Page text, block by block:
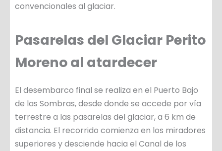
convencionales al glaciar.
Pasarelas del Glaciar Perito
Moreno al atardecer
El desembarco final se realiza en el Puerto Bajo
de las Sombras, desde donde se accede por vía
terrestre a las pasarelas del glaciar, a 6 km de
distancia. El recorrido comienza en los miradores
superiores y desciende hacia el Canal de los